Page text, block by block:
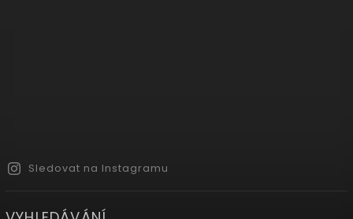
Sledovat na Instagramu